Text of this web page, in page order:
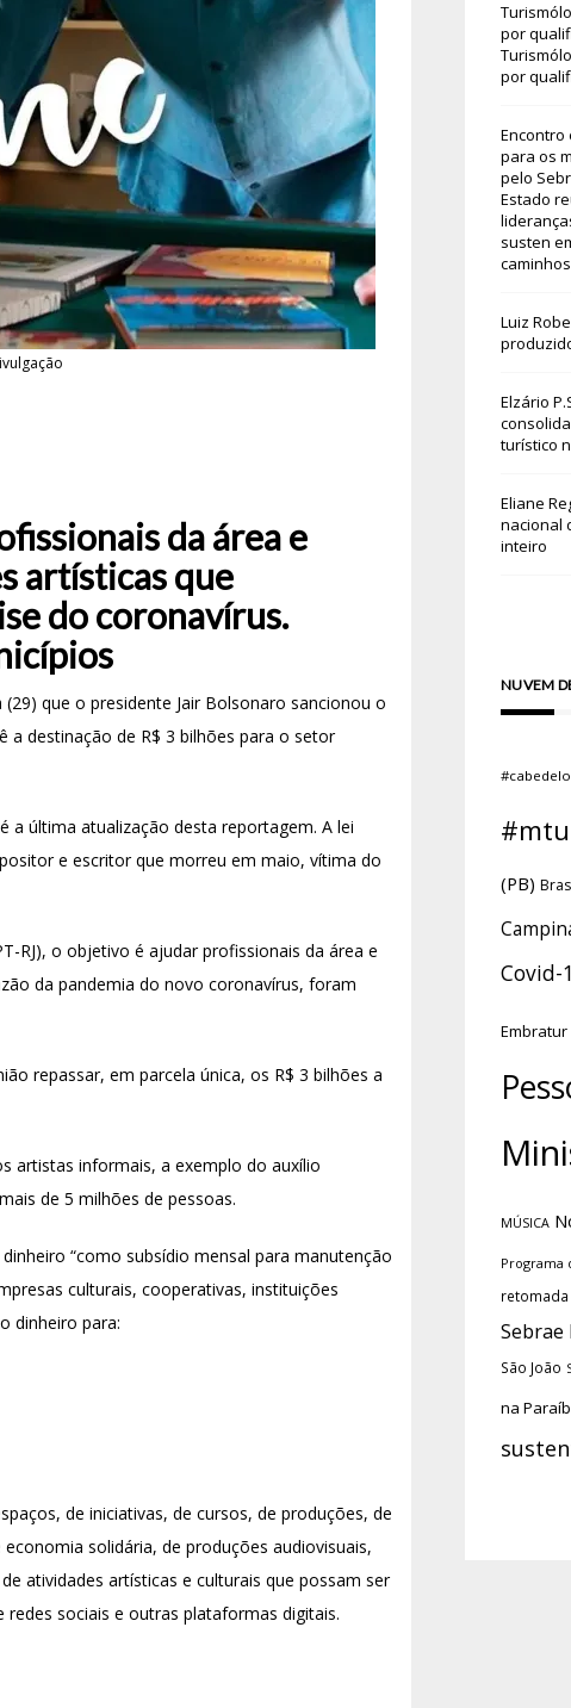
da área e
artísticas que
do coronavírus.
que o presidente Jair Bolsonaro sancionou o
a destinação de R$ 3 bilhões para o setor
a última atualização desta reportagem. A lei
e escritor que morreu em maio, vítima do
RJ), o objetivo é ajudar profissionais da área e
da pandemia do novo coronavírus, foram
repassar, em parcela única, os R$ 3 bilhões a
artistas informais, a exemplo do auxílio
de 5 milhões de pessoas.
“como subsídio mensal para manutenção
culturais, cooperativas, instituições
dinheiro para:
de iniciativas, de cursos, de produções, de
solidária, de produções audiovisuais,
atividades artísticas e culturais que possam ser
sociais e outras plataformas digitais.
por
por
Encontro
para os
pelo
Estado
susten
Luiz
Elzário
turístico
Eliane
nacional
inteiro
NUVEM
#cabedelo
(PB)
Covid-
Embratur
MÚSICA
Programa
retomada
Sebrae
São João
na